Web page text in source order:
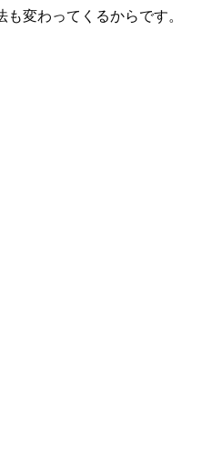
変わってくるからです。